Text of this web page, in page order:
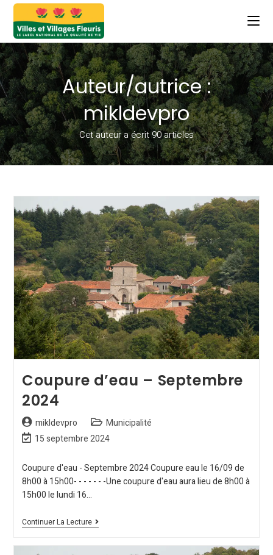
Auteur/autrice :
mikldevpro
Cet auteur a écrit 90 articles
Coupure d’eau – Septembre
2024
mikldevpro
Municipalité
15 septembre 2024
Coupure d'eau - Septembre 2024 Coupure eau le 16/09 de
8h00 à 15h00- - - - - - -Une coupure d'eau aura lieu de 8h00 à
15h00 le lundi 16…
Continuer La Lecture